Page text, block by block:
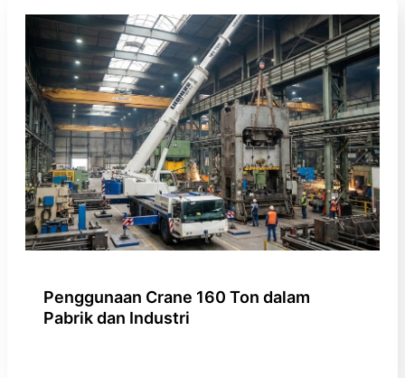
Penggunaan Crane 160 Ton dalam
Pabrik dan Industri